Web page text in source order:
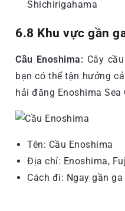
Shichirigahama
6.8 Khu vực gần
Cầu Enoshima: Cây
bạn có thể tận hưởng
hải đăng Enoshima Sea
Tên: Cầu Enoshima
Địa chỉ: Enoshima,
Cách đi: Ngay gần